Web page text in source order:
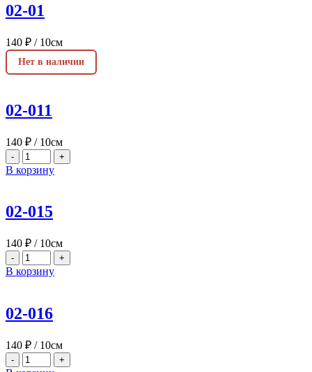
02-01
140 ₽ / 10см
Нет в наличии
02-011
140 ₽ / 10см
- +
В корзину
02-015
140 ₽ / 10см
- +
В корзину
02-016
140 ₽ / 10см
- +